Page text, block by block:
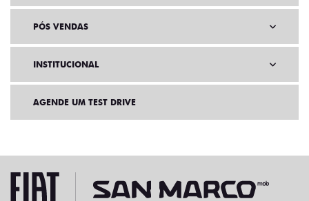
PÓS VENDAS
INSTITUCIONAL
AGENDE UM TEST DRIVE